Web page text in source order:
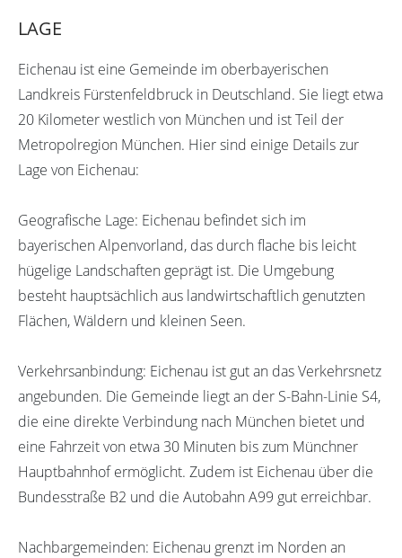
LAGE
Eichenau ist eine Gemeinde im oberbayerischen
Landkreis Fürstenfeldbruck in Deutschland. Sie liegt etwa
20 Kilometer westlich von München und ist Teil der
Metropolregion München. Hier sind einige Details zur
Lage von Eichenau:
Geografische Lage: Eichenau befindet sich im
bayerischen Alpenvorland, das durch flache bis leicht
hügelige Landschaften geprägt ist. Die Umgebung
besteht hauptsächlich aus landwirtschaftlich genutzten
Flächen, Wäldern und kleinen Seen.
Verkehrsanbindung: Eichenau ist gut an das Verkehrsnetz
angebunden. Die Gemeinde liegt an der S-Bahn-Linie S4,
die eine direkte Verbindung nach München bietet und
eine Fahrzeit von etwa 30 Minuten bis zum Münchner
Hauptbahnhof ermöglicht. Zudem ist Eichenau über die
Bundesstraße B2 und die Autobahn A99 gut erreichbar.
Nachbargemeinden: Eichenau grenzt im Norden an